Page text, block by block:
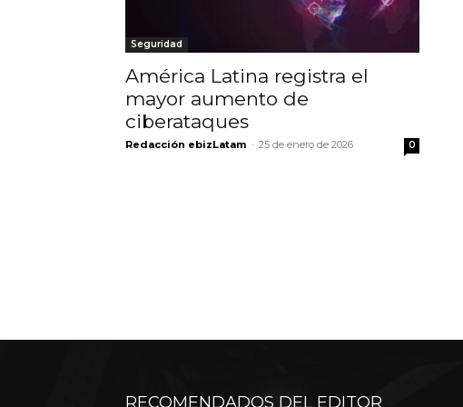
Seguridad
América Latina registra el
mayor aumento de
ciberataques
Redacción ebizLatam - 25 de enero de 2026 0
RECOMENDADOS DEL EDITOR